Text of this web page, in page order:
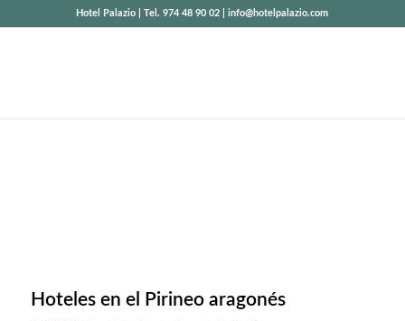
Hotel Palazio | Tel. 974 48 90 02 | info@hotelpalazio.com
Hoteles en el Pirineo aragonés